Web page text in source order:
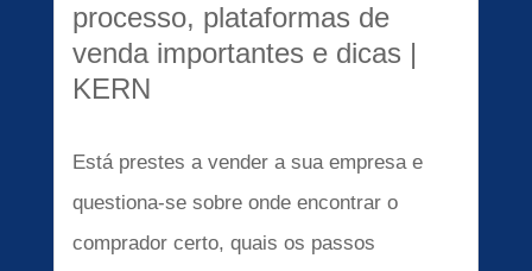
processo, plataformas de
venda importantes e dicas |
KERN
Está prestes a vender a sua empresa e
questiona-se sobre onde encontrar o
comprador certo, quais os passos